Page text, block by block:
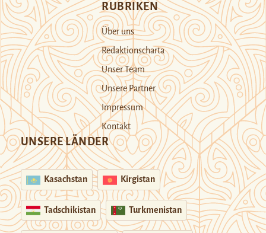
RUBRIKEN
Über uns
Redaktionscharta
Unser Team
Unsere Partner
Impressum
Kontakt
UNSERE LÄNDER
Kasachstan Kirgistan
Tadschikistan Turkmenistan